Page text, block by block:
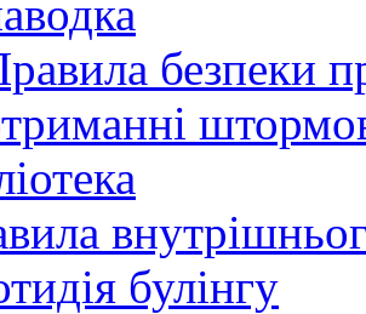
безпеки
булінгу